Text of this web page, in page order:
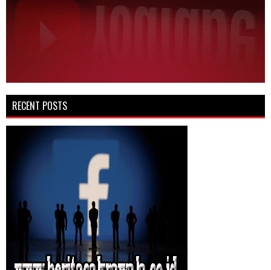
RECENT POSTS